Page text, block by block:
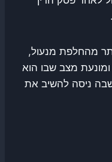
מהחלפת מנעול,
ומונעת מצב שבו הוא
ניסה להשיב את